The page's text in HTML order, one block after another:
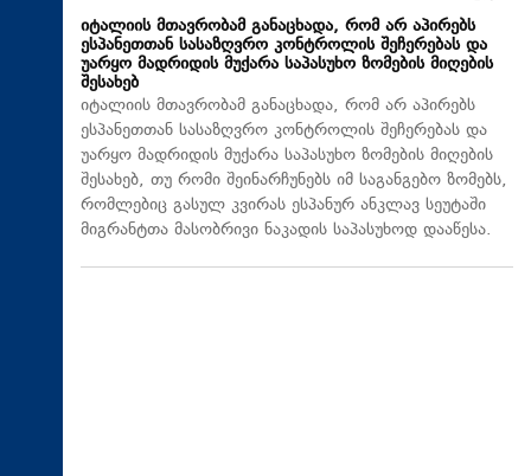
იტალიის მთავრობამ განაცხადა, რომ არ აპირებს
ესპანეთთან სასაზღვრო კონტროლის შეჩერებას და
უარყო მადრიდის მუქარა საპასუხო ზომების მიღების
შესახებ
იტალიის მთავრობამ განაცხადა, რომ არ აპირებს
ესპანეთთან სასაზღვრო კონტროლის შეჩერებას და
უარყო მადრიდის მუქარა საპასუხო ზომების მიღების
შესახებ, თუ რომი შეინარჩუნებს იმ საგანგებო ზომებს,
რომლებიც გასულ კვირას ესპანურ ანკლავ სეუტაში
მიგრანტთა მასობრივი ნაკადის საპასუხოდ დააწესა.